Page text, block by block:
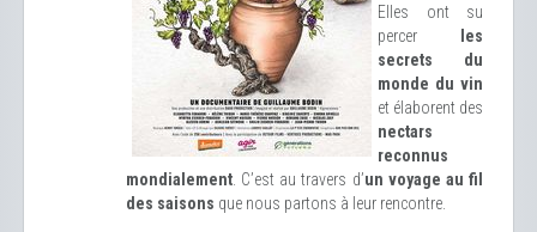
Elles ont su
percer
les
secrets du
monde du vin
et élaborent des
nectars
reconnus
mondialement . C’est au travers d’un voyage au fil
des saisons que nous partons à leur rencontre.